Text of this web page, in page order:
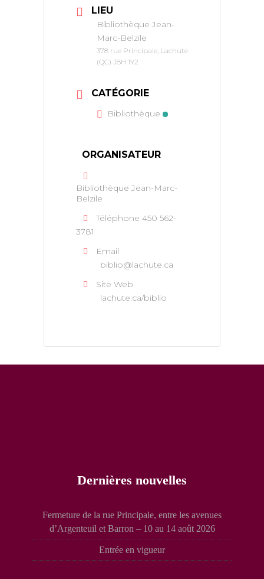
LIEU
Bibliothèque Jean-
Marc-Belzile
378 rue Principale, Lachute
(QC) J8H 1Y2
CATÉGORIE
Bibliothèque
ORGANISATEUR
Bibliothèque Jean-Marc-
Belzile
Téléphone 450 562-
3781
Email
biblio@lachute.ca
Site Web
lachute.ca/biblio
Dernières nouvelles
Fermeture de la rue Principale, entre les avenues
d’Argenteuil et Barron – 10 au 14 août 2026
Entrée en vigueur